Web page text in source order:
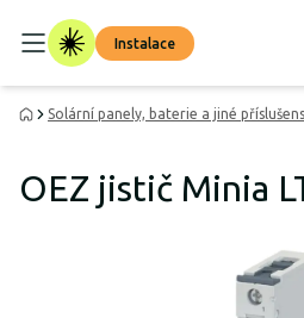
Instalace
Solární panely, baterie a jiné
OEZ jistič Minia